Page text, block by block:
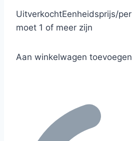
UitverkochtEenheidsprijs/per
moet 1 of meer zijn
Aan winkelwagen toevoegen